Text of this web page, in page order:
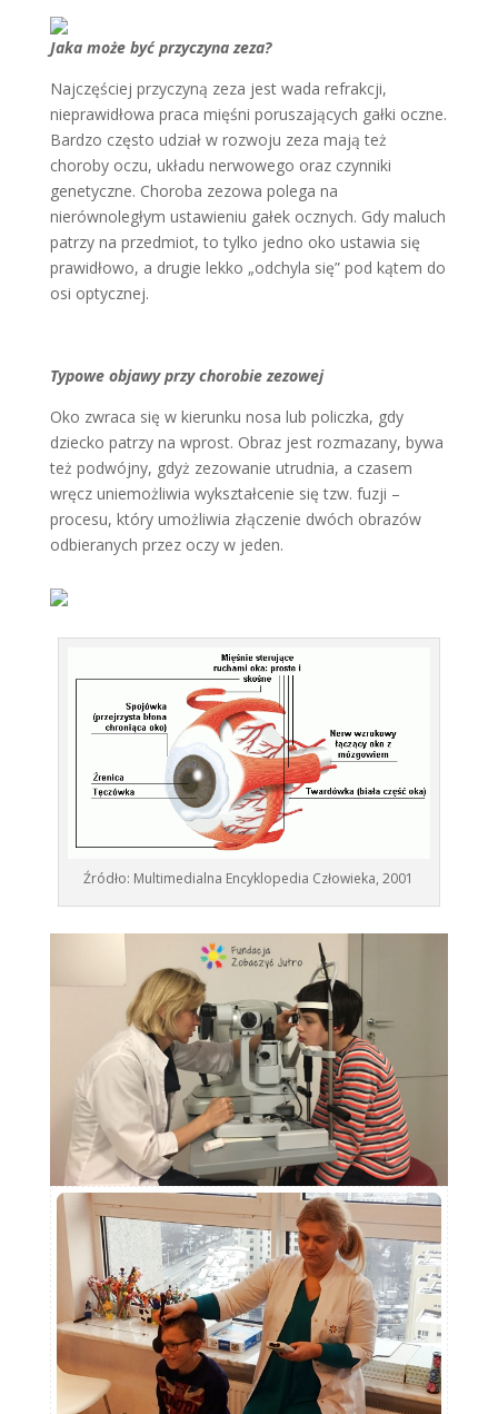
Jaka może być przyczyna zeza?
Najczęściej przyczyną zeza jest wada refrakcji,
nieprawidłowa praca mięśni poruszających gałki oczne.
Bardzo często udział w rozwoju zeza mają też
choroby oczu, układu nerwowego oraz czynniki
genetyczne. Choroba zezowa polega na
nierównoległym ustawieniu gałek ocznych. Gdy maluch
patrzy na przedmiot, to tylko jedno oko ustawia się
prawidłowo, a drugie lekko „odchyla się” pod kątem do
osi optycznej.
Typowe objawy przy chorobie zezowej
Oko zwraca się w kierunku nosa lub policzka, gdy
dziecko patrzy na wprost. Obraz jest rozmazany, bywa
też podwójny, gdyż zezowanie utrudnia, a czasem
wręcz uniemożliwia wykształcenie się tzw. fuzji –
procesu, który umożliwia złączenie dwóch obrazów
odbieranych przez oczy w jeden.
Źródło: Multimedialna Encyklopedia Człowieka, 2001